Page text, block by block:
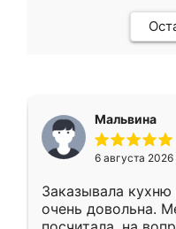
Мальвина
6 августа 2026
Заказывала кухню
очень довольна.